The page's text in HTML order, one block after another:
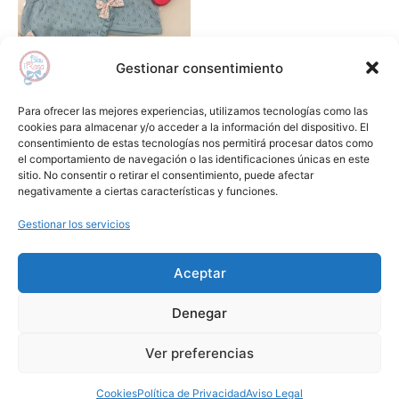
Gestionar consentimiento
Para ofrecer las mejores experiencias, utilizamos tecnologías como las
cookies para almacenar y/o acceder a la información del dispositivo. El
consentimiento de estas tecnologías nos permitirá procesar datos como
el comportamiento de navegación o las identificaciones únicas en este
sitio. No consentir o retirar el consentimiento, puede afectar
negativamente a ciertas características y funciones.
Gestionar los servicios
Aceptar
Denegar
Ver preferencias
CookiesPolítica de PrivacidadAviso Legal
Jerséis , chaquetas y sudaderas
Jersey manga corta calado
turquesa PALOMA DE LA O
43,00€ 13,00€
Seleccionar opciones
opciones
en
la
página
de
Añadir a lista de deseos
Política de Privacidad
Copyright © 2024 Blauirosa.es | by